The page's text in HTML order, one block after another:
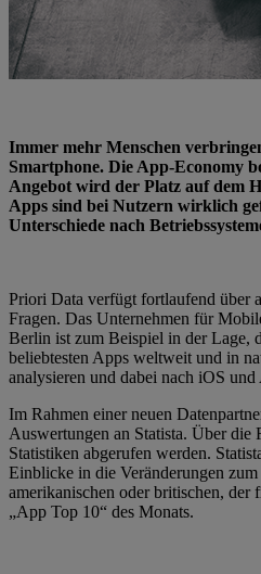
Immer mehr Menschen
Smartphone. Die App-Economy
Angebot wird der Platz auf dem
Apps sind bei Nutzern wirklich
Unterschiede nach
Priori Data verfügt fortlaufend über
Fragen. Das Unternehmen für
Berlin ist zum Beispiel in der Lage,
beliebtesten Apps weltweit und in
analysieren und dabei nach iOS
Im Rahmen einer neuen
Auswertungen an Statista. Über die
Statistiken abgerufen werden.
Einblicke in die Veränderungen
amerikanischen oder britischen, der
„App Top 10“ des Monats.